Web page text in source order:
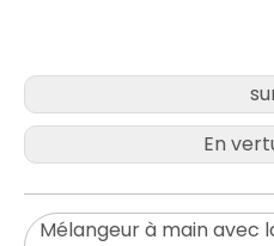
En
Mélangeur à main avec